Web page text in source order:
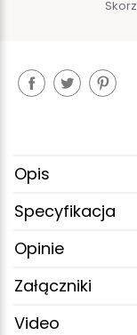
Opis
Specyfikacja
Opinie
Załączniki
Video